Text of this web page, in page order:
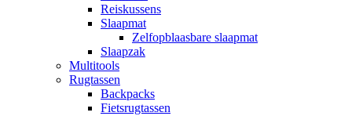
Reiskussens
Slaapmat
Zelfopblaasbare slaapmat
Slaapzak
Multitools
Rugtassen
Backpacks
Fietsrugtassen